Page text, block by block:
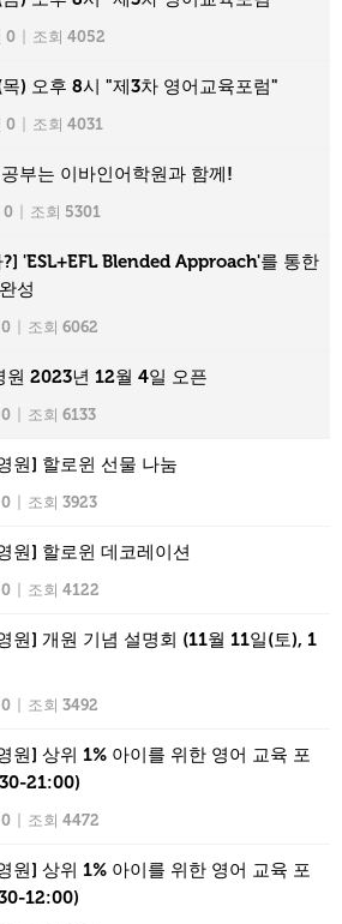
0 조회 4052
) 오후 8시 "제3차 영어교육포럼"
0 조회 4031
부는 이바인어학원과 함께!
0 조회 5301
'ESL+EFL Blended Approach'를 통한
성
조회 6062
원 2023년 12월 4일 오픈
조회 6133
원] 할로윈 선물 나눔
| 조회 3923
원] 할로윈 데코레이션
| 조회 4122
원] 개원 기념 설명회 (11월 11일(토), 1
| 조회 3492
원] 상위 1% 아이를 위한 영어 교육 포
21:00)
| 조회 4472
원] 상위 1% 아이를 위한 영어 교육 포
12:00)